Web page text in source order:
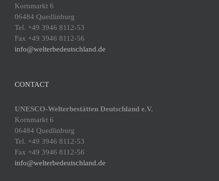
Kornmarkt 6
06484 Quedlinburg
Tel. +49 3946 8112-53
Fax +49 3946 8112-56
info@welterbedeutschland.de
CONTACT
UNESCO-Welterbestätten Deutschland e.V.
Kornmarkt 6
06484 Quedlinburg
Tel. +49 3946 8112-53
Fax +49 3946 8112-56
info@welterbedeutschland.de